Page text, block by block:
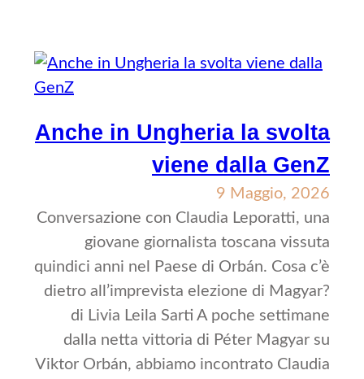
Anche in Ungheria la svolta
viene dalla GenZ
9 Maggio, 2026
Conversazione con Claudia Leporatti, una
giovane giornalista toscana vissuta
quindici anni nel Paese di Orbán. Cosa c’è
dietro all’imprevista elezione di Magyar?
di Livia Leila Sarti A poche settimane
dalla netta vittoria di Péter Magyar su
Viktor Orbán, abbiamo incontrato Claudia